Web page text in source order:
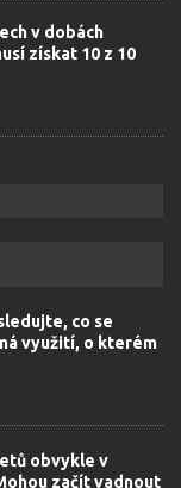
v dobách
získat 10 z 10
co se
využití, o kterém
obvykle v
začít vadnout